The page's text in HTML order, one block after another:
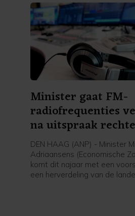
Minister gaat FM-
radiofrequenties
na uitspraak
DEN HAAG (ANP) - Minister
Adriaansens (Economische
komt dit najaar met een
een herverdeling van de